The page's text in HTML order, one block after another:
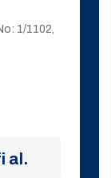
1/1102,
al.